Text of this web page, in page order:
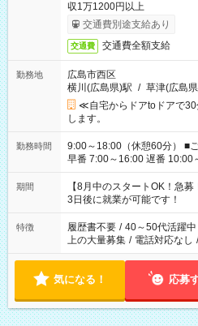
収1万1200円以上
交通費別途支給あり
交通費 交通費全額支給
勤務地
広島市西区
横川(広島県)駅 / 草津(広島
≪自宅からドアtoドアで
します。
勤務時間
9:00～18:00（休憩60分） ■ご希望があれば下記シフトもOK！
早番 7:00～16:00 遅番 10:00～
と休みを合わせたい」 「余
「できれば残業はしたくな
ね。 ※Wワーク希望の方へ 今ご覧のお仕事で希望する勤務時間
と、もう1つのお仕事の勤務
合は応募できません。
期間
【8月中のスタートOK！急
3日後に就業が可能です！
特徴 履歴書不要 / 40～50代活躍中
上の大量募集 / 電話対応なし /
気になる！ 応募